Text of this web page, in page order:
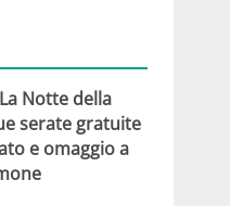
Notte della
serate gratuite
e omaggio a